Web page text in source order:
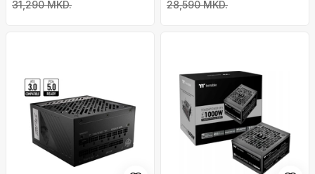
1200W
31,290 MKD. 28,590 MKD.